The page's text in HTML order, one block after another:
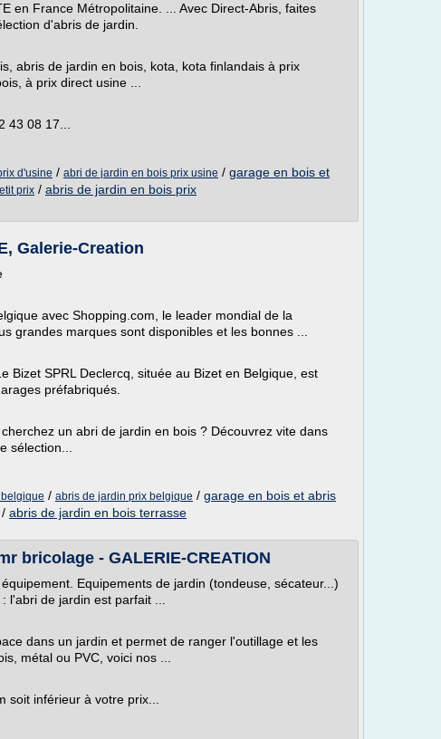
en France Métropolitaine. ... Avec Direct-Abris, faites
d'abris de jardin.
abris de jardin en bois, kota, kota finlandais à prix
à prix direct usine ...
43 08 17...
d'usine / abri de jardin en bois prix usine / garage en bois et
prix / abris de jardin en bois prix
Galerie-Creation
avec Shopping.com, le leader mondial de la
grandes marques sont disponibles et les bonnes ...
Bizet SPRL Declercq, située au Bizet en Belgique, est
préfabriqués.
un abri de jardin en bois ? Découvrez vite dans
sélection...
/ abris de jardin prix belgique / garage en bois et abris
/ abris de jardin en bois terrasse
bricolage - GALERIE-CREATION
Equipements de jardin (tondeuse, sécateur...)
l'abri de jardin est parfait ...
dans un jardin et permet de ranger l'outillage et les
métal ou PVC, voici nos ...
soit inférieur à votre prix...